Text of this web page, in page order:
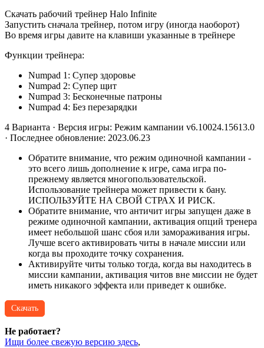
Скачать рабочий трейнер Halo Infinite
Запустить сначала трейнер, потом игру (иногда наоборот)
Во время игры давите на клавиши указанные в трейнере
Функции трейнера:
Numpad 1: Супер здоровье
Numpad 2: Супер щит
Numpad 3: Бесконечные патроны
Numpad 4: Без перезарядки
4 Варианта · Версия игры: Режим кампании v6.10024.15613.0
· Последнее обновление: 2023.06.23
Обратите внимание, что режим одиночной кампании -
это всего лишь дополнение к игре, сама игра по-
прежнему является многопользовательской.
Использование трейнера может привести к бану.
ИСПОЛЬЗУЙТЕ НА СВОЙ СТРАХ И РИСК.
Обратите внимание, что античит игры запущен даже в
режиме одиночной кампании, активация опций тренера
имеет небольшой шанс сбоя или замораживания игры.
Лучше всего активировать читы в начале миссии или
когда вы проходите точку сохранения.
Активируйте читы только тогда, когда вы находитесь в
миссии кампании, активация читов вне миссии не будет
иметь никакого эффекта или приведет к ошибке.
Скачать
Не работает?
Ищи более свежую версию здесь,